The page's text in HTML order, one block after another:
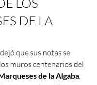
DE LA
que sus notas se
muros centenarios del
de la Algaba,